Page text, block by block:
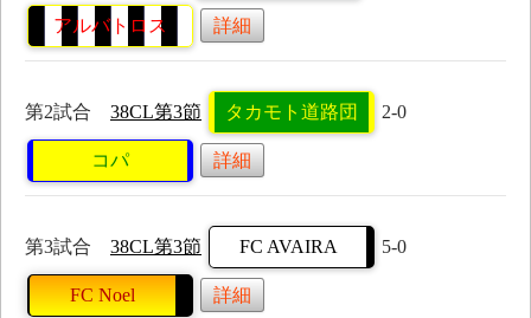
アルバトロス 詳細
第2試合 38CL第3節 タカモト道路団 2-0
コパ 詳細
第3試合 38CL第3節 FC AVAIRA 5-0
FC Noel 詳細